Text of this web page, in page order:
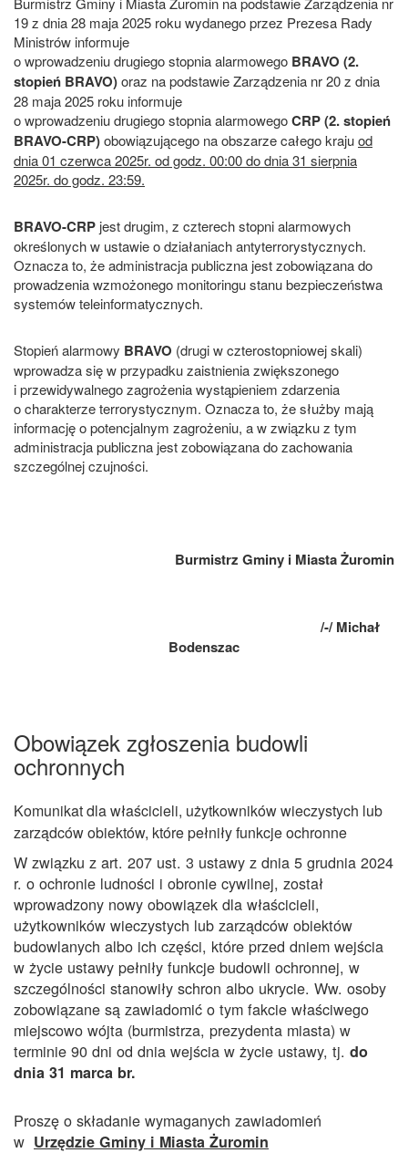
19 z dnia 28 maja 2025 roku wydanego przez Prezesa Rady
Ministrów informuje
o wprowadzeniu drugiego stopnia alarmowego BRAVO (2.
stopień BRAVO)oraz na podstawie Zarządzenia nr 20 z dnia
28 maja 2025 roku informuje
o wprowadzeniu drugiego stopnia alarmowegoCRP (2. stopień
BRAVO-CRP)obowiązującego na obszarze całego krajuod
dnia 01 czerwca 2025r. od godz. 00:00 do dnia 31 sierpnia
2025r. do godz. 23:59.
BRAVO-CRP jest drugim, z czterech stopni alarmowych
określonych w ustawie o działaniach antyterrorystycznych.
Oznacza to, że administracja publiczna jest zobowiązana do
prowadzenia wzmożonego monitoringu stanu bezpieczeństwa
systemów teleinformatycznych.
Stopień alarmowy BRAVO (drugi w czterostopniowej skali)
wprowadza się w przypadku zaistnienia zwiększonego
i przewidywalnego zagrożenia wystąpieniem zdarzenia
o charakterze terrorystycznym. Oznacza to, że służby mają
informację o potencjalnym zagrożeniu, a w związku z tym
administracja publiczna jest zobowiązana do zachowania
szczególnej czujności.
Burmistrz Gminy i Miasta Żuromin
/-/ Michał
Bodenszac
Obowiązek zgłoszenia budowli
ochronnych
Komunikat dla właścicieli, użytkowników wieczystych lub
zarządców obiektów, które pełniły funkcje ochronne
W związku z art. 207 ust. 3 ustawy z dnia 5 grudnia 2024
r. o ochronie ludności i obronie cywilnej, został
wprowadzony nowy obowiązek dla właścicieli,
użytkowników wieczystych lub zarządców obiektów
budowlanych albo ich części, które przed dniem wejścia
w życie ustawy pełniły funkcje budowli ochronnej, w
szczególności stanowiły schron albo ukrycie. Ww. osoby
zobowiązane są zawiadomić o tym fakcie właściwego
miejscowo wójta (burmistrza, prezydenta miasta) w
terminie 90 dni od dnia wejścia w życie ustawy, tj. do
dnia 31 marca br.
Proszę o składanie wymaganych zawiadomień
w Urzędzie Gminy i Miasta Żuromin